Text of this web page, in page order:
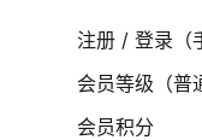
注册 / 登录（
会员等级（普
会员积分